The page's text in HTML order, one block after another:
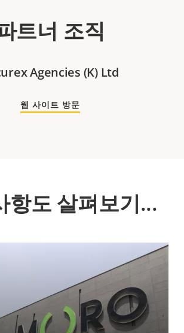
트너 조직
Agencies (K) Ltd
웹 사이트 방문
항도 살펴보기...